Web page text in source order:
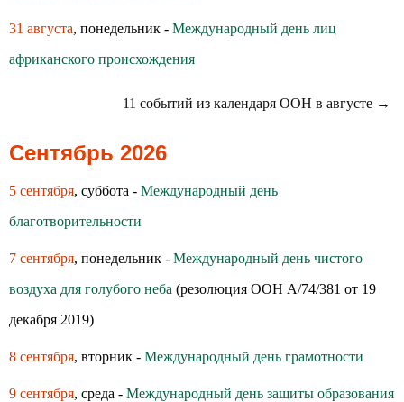
31 августа, понедельник - Международный день лиц
африканского происхождения
11 событий из календаря ООН в августе →
Сентябрь 2026
5 сентября, суббота - Международный день
благотворительности
7 сентября, понедельник - Международный день чистого
воздуха для голубого неба (резолюция ООН A/74/381 от 19
декабря 2019)
8 сентября, вторник - Международный день грамотности
9 сентября, среда - Международный день защиты образования